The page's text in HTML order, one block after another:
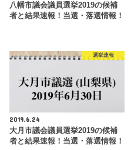
八幡市議会議員選挙2019の候補
者と結果速報！当選・落選情報！
選挙速報
2019.6.24
大月市議会議員選挙2019の候補
者と結果速報！当選・落選情報！